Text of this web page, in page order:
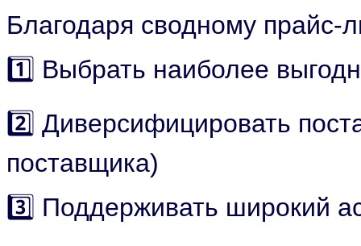
Благодаря сводному прайс-
1️⃣ Выбрать наиболее
2️⃣ Диверсифицировать
поставщика)
3️⃣ Поддерживать широкий